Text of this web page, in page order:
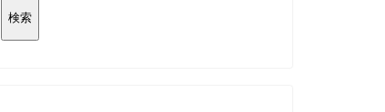
検索